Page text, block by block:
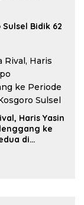
Bidik 62
Haris Yasin
ke
di